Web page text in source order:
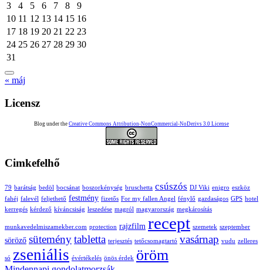
3
4 5 6 7 8
9
10 11 12 13 14 15 16
17 18 19 20 21 22 23
24 25 26 27 28 29 30
31
« máj
Licensz
Blog under the Creative Commons Attribution-NonCommercial-NoDerivs 3.0 License
Cimkefelhő
79 barátság bedöl bocsánat boszorkénység bruschetta csúszós DJ Viki enigro eszköz
fahéj falevél feljethető festmény fizetős For my fallen Angel fénylő gazdaságos GPS hotel
kerregés kérdező kíváncsiság leszedése magról magyarország megkárosítás
munkavedelmiszamekber.com protection rajzfilm recept szemetek szeptember
söröző süteménytabletta terjesztés tetőcsomagtartó vasárnap vudu zelleres
só zseniális évértékelés önös érdek öröm